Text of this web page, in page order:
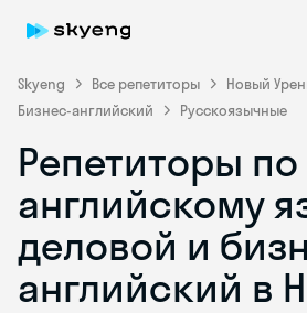
Skyeng Все репетиторы
Новый
Бизнес-английский
Русскоязычные
Репетиторы по
английскому
деловой и
английский в
Skyeng Chat